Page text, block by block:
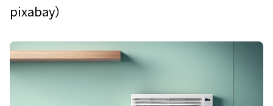
pixabay）